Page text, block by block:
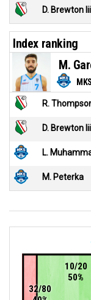
D. Brewton Iii
Index ranking
M.
R.
D. Brewton Iii
L.
M. Peterka
10/20
50%
32/80